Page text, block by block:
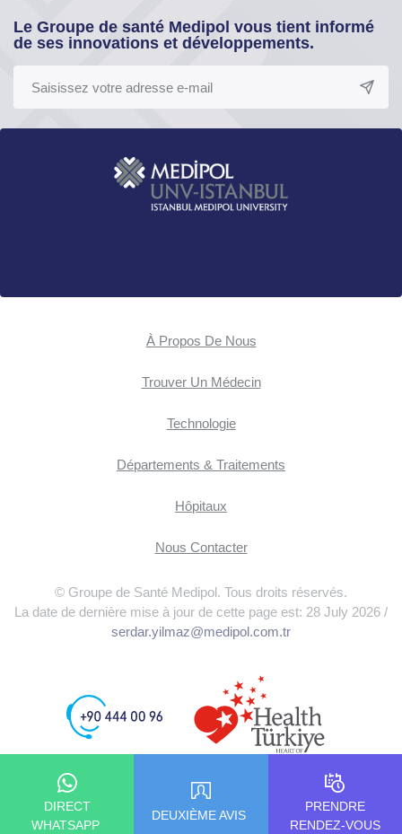
Le Groupe de santé Medipol vous tient informé
de ses innovations et développements.
À Propos De Nous
Trouver Un Médecin
Technologie
Départements & Traitements
Hôpitaux
Nous Contacter
© Groupe de Santé Medipol. Tous droits réservés.
La date de dernière mise à jour de cette page est: 28 July 2026 /
serdar.yilmaz@medipol.com.tr
DIRECT
WHATSAPP
DEUXIÈME AVIS
PRENDRE
RENDEZ-VOUS